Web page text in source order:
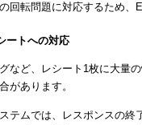
回転問題に対応するため、
ートへの対応
など、レシート1枚に大量
があります。
テムでは、レスポンスの終